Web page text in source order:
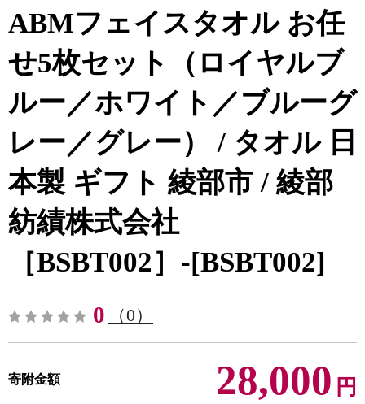
ABMフェイスタオル お任
せ5枚セット（ロイヤルブ
ルー／ホワイト／ブルーグ
レー／グレー） / タオル 日
本製 ギフト 綾部市 / 綾部
紡績株式会社
［BSBT002］-[BSBT002]
0 （0）
寄附金額 28,000 円